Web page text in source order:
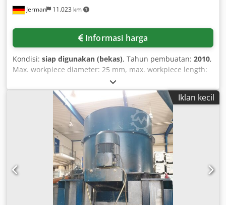
Jerman 11.023 km
Informasi harga
Kondisi: siap digunakan (bekas), Tahun pembuatan: 2010,
Max. workpiece diameter: 25 mm, max. workpiece length:
100 mm, max. bar diameter: 25 mm, max. travel X/Z: 42
mm/50 mm, rapid traverse: 40 m/min, number of spindles:
6, spindle speed: 12,000 rpm, control: Siemens 840D
Powerline. Codpotqfq Ujfx Ai Ssha
Iklan kecil